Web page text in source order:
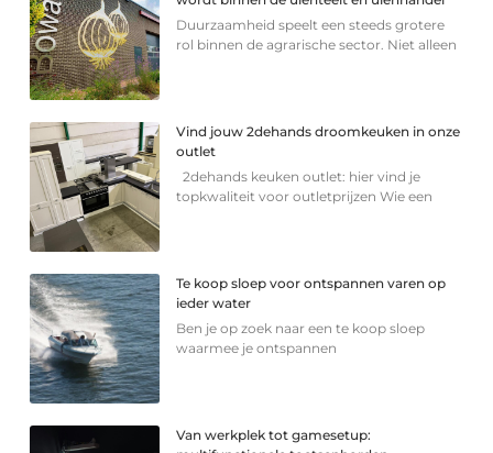
Duurzaamheid speelt een steeds grotere
rol binnen de agrarische sector. Niet alleen
Vind jouw 2dehands droomkeuken in onze
outlet
2dehands keuken outlet: hier vind je
topkwaliteit voor outletprijzen Wie een
Te koop sloep voor ontspannen varen op
ieder water
Ben je op zoek naar een te koop sloep
waarmee je ontspannen
Van werkplek tot gamesetup: